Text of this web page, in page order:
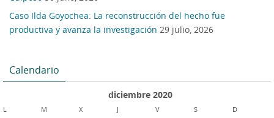
Caso Ilda Goyochea: La reconstrucción del hecho fue
productiva y avanza la investigación 29 julio, 2026
Calendario
diciembre 2020
L M X J V S D